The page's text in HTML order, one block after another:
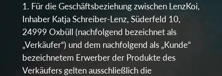
Für die Geschäftsbeziehung zwischen LenzKoi,
Inhaber Katja Schreiber-Lenz, Süderfeld 10,
24999 Oxbüll (nachfolgend bezeichnet als
„Verkäufer“) und dem nachfolgend als „Kunde“
bezeichnetem Erwerber der Produkte des
Verkäufers gelten ausschließlich die